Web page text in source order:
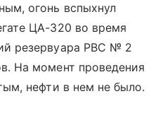
огонь вспыхнул
ЦА-320 во время
резервуара РВС № 2
На момент проведения
нефти в нем не было.